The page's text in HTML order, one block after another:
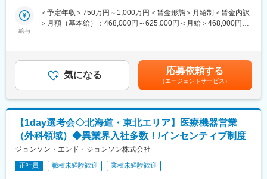
会社から、社用車を貸与
【当社について】
ノーベルバイオケアはインプラントを用いた革新的な歯科修復ソ
リューションの分野における世界的なリーディング・カンパニー
です。
歯科医療の専業会社エンビスタ・ホールディングス・コーポレー
ションの日本法人のひとつであり、グループ傘下の各製品事業部
（イメージング製品のDEXIS、歯科材料のKerr、歯科矯正用製品
のOrmco）とも連携しながら、高品質で革新的な製品を提供し、
歯科専門職のパートナーとして、その先にいらっしゃる患者さま
目指すメンバーとして、日本市場における製品の普及と今後控え
る製品群の Pre-launch sales activities 関連する業務に従事頂きま
・大学病院や基幹病院を中心に、頭蓋・顎関節領域のインプラン
ト製品（チタン・吸収性プレート）の提案
・医師や医局との関係構築、症例に応じた製品選定・提案
・既存顧客対応中心、売上拡大に向けた新規顧客開拓も実施
・学会や医局説明会での情報提供、ワークショップ対応
・手術立ち合い（予定オペ中心、緊急・夜間・突発的な休日対応
はほぼ想定なし）
・注文後、ロジスティクスやカスタマーサポートと連携し納品ま
で調整
・製品知識習得のため参考書・社内資料を活用し、OJTや年2回の
事業所（リモートワーク含む）
給与
＜予定年収＞750万円～1,000万円＜賃金形態＞月給制＜賃金内訳
＞月額（基本給）：468,000円～625,000円＜月給＞468,000円～
ージャーポジションの場合は管理監督者扱いになります賃金はあ
くまでも目安の金額であり、選考を通じて上下する可能性があり
ます。月給(月額)は固定手当を含めた表記です。
気になる 応募依頼する
（エージェントサービス）
【1day選考会◇北海道・東北エリア】医療機器営業
（外科領域）◆異業界入社多数！/インセンティブ制度
ジョンソン・エンド・ジョンソン株式会社
正社員 職種未経験歓迎 業種未経験歓迎